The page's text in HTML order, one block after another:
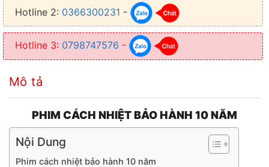
Hotline 2: 0366300231 -
Hotline 3: 0798747576 -
Mô tả
PHIM CÁCH NHIỆT BẢO HÀNH 10 NĂM
Nội Dung
Phim cách nhiệt bảo hành 10 năm